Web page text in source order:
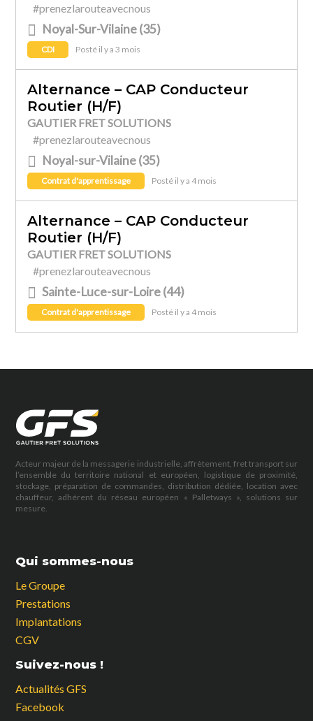
#prenezlarouteavecnous
Noyal-Sur-Vilaine (35)
CDI Posté il y a 3 mois
Alternance – CAP Conducteur
Routier (H/F)
GAUTIER FRET SOLUTIONS
#prenezlarouteavecnous
Noyal-sur-Vilaine (35)
Contrat d'apprentissage Posté il y a 4 mois
Alternance – CAP Conducteur
Routier (H/F)
GAUTIER FRET SOLUTIONS
#prenezlarouteavecnous
Sainte-Luce-sur-Loire (44)
Contrat d'apprentissage Posté il y a 4 mois
Acteur majeur de la messagerie industrielle, affrètement, fret transport sur
l’ensemble du territoire national et européen, logistique de proximité,
stockage, préparation de commandes, distribution dédiée, location avec
chauffeur, adhérent du réseau européen « Palletways », solutions sur
mesure.
Qui sommes-nous
Le Groupe
Prestations
Implantations
CGV
Suivez-nous !
Actualités GFS
Facebook